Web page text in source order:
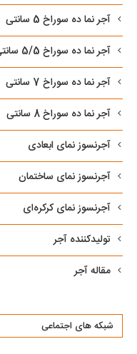
آجر نما ده سوراخ 5 سانتی
آجر نما ده سوراخ 5/5 سانتی
آجر نما ده سوراخ 7 سانتی
آجر نما ده سوراخ 8 سانتی
آجرنسوز نمای ابعادی
آجرنسوز نمای ساختمان
آجرنسوز نمای کرکره‌ای
تولیدکننده آجر
مقاله آجر
شبکه های اجتماعی